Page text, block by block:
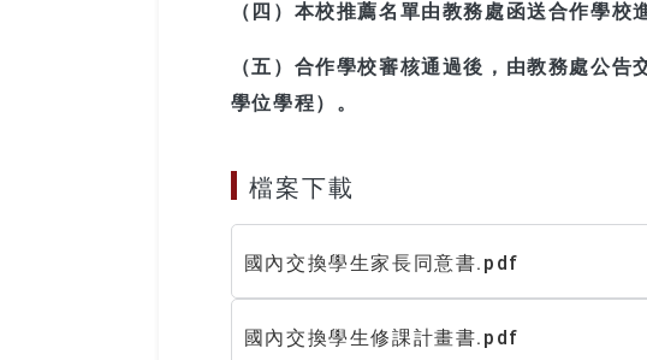
（四）本校推薦名單由教務處函送合作學校
（五）合作學校審核通過後，由教務處公告
學位學程）。
檔案下載
國內交換學生家長同意書.pdf
國內交換學生修課計畫書.pdf